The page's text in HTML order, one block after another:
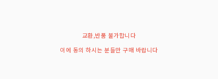
교환,반품 불가합니다
이에 동의 하시는 분들만 구매 바랍니다